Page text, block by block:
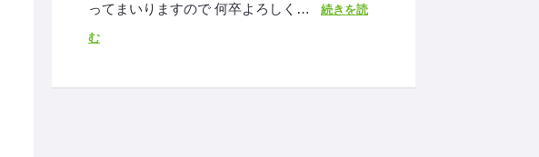
ってまいりますので 何卒よろしく…
続きを読
む